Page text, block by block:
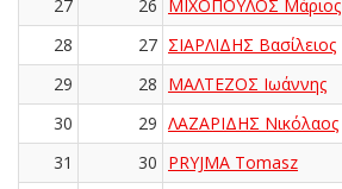
27 26 ΜΙΧΟΠΟΥΛΟΣ Μάριος
28
27 ΣΙΑΡΛΙΔΗΣ Βασίλειος
29
28 ΜΑΛΤΕΖΟΣ Ιωάννης
30
29 ΛΑΖΑΡΙΔΗΣ Νικόλαος
31
30 PRYJMA Tomasz